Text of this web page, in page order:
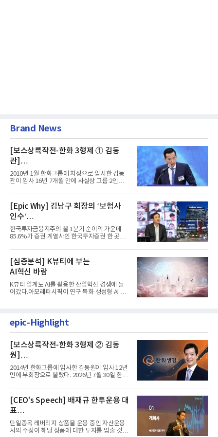
Brand News
[보스상륙작전-한화 3형제 ① 김동
관]
입사 16년 만에 수석부회장 … 경영승
계 ‘초읽기’
2010년 1월 한화그룹에 차장으로 입사한 김동
관이 입사 16년 7개월 만에 사실상 그룹 2인자
[Epic Why] 김남구 회장의 ‘보험사
인수’
발걸음이 신중해진 배경은?
한국투자금융지주의 올 1분기 순이익 가운데
85.6%가 증권 계열사인 한국투자증권 한 곳에
[심층분석] K뷰티에 부는
AI혁신 바람
K뷰티 업계도 AI를 활용한 산업혁신 경쟁에 들
어갔다.아모레퍼시픽이 연구 특화 생성형 AI 플
epic-Highlight
[보스상륙작전-한화 3형제 ② 김동
원]
입사 12년 만에 금융계열 수장 등극
2014년 한화그룹에 입사한 김동원이 입사 12년
만에 부회장으로 올랐다. 2026년 7월 30일 한화
[CEO's Speech] 배재규 한투운용 대
표
“개별종목 레버리지 투자 지금이라도
멈춰라”
단일종목 레버리지 상품을 운용 중인 자산운용
사의 수장이 해당 상품에 대한 투자를 멈출 것을